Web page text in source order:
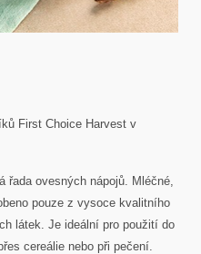
First Choice Harvest v
řada ovesných nápojů. Mléčné,
pouze z vysoce kvalitního
látek. Je ideální pro použití do
cereálie nebo při pečení.